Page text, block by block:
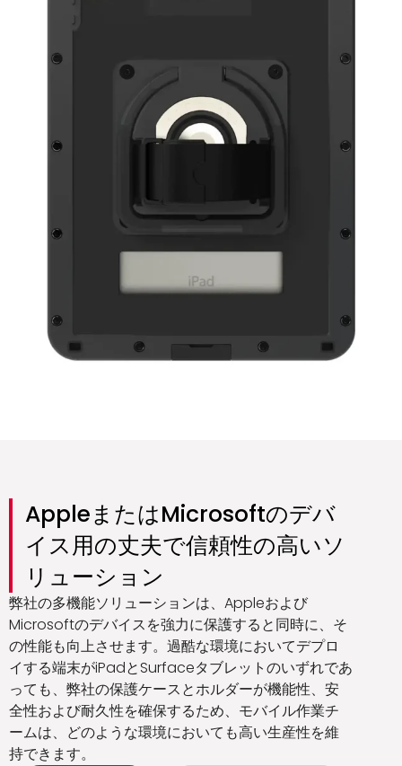
AppleまたはMicrosoftのデバ
イス用の丈夫で信頼性の高いソ
リューション
弊社の多機能ソリューションは、Appleおよび
Microsoftのデバイスを強力に保護すると同時に、そ
の性能も向上させます。過酷な環境においてデプロ
イする端末がiPadとSurfaceタブレットのいずれであ
っても、弊社の保護ケースとホルダーが機能性、安
全性および耐久性を確保するため、モバイル作業チ
ームは、どのような環境においても高い生産性を維
持できます。